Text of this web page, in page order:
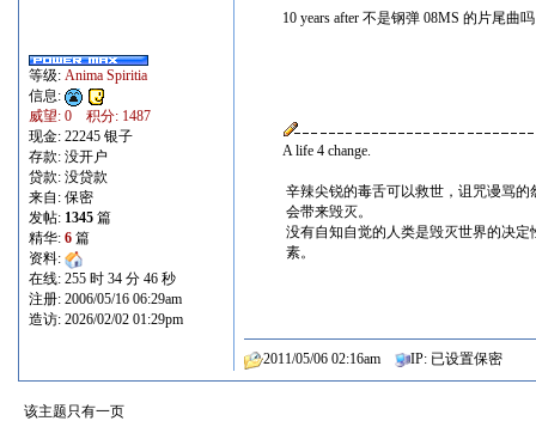
等级: Anima Spiritia
信息:
威望: 0 积分: 1487
现金: 22245 银子
存款: 没开户
贷款: 没贷款
来自: 保密
发帖: 1345 篇
精华: 6 篇
资料:
在线: 255 时 34 分 46 秒
注册: 2006/05/16 06:29am
造访: 2026/02/02 01:29pm
10 years after 不是钢弹 08MS 的片尾曲
A life 4 change.
辛辣尖锐的毒舌可以救世，诅咒谩骂的
会带来毁灭。
没有自知自觉的人类是毁灭世界的决定
素。
2011/05/06 02:16am IP: 已设置保密
该主题只有一页